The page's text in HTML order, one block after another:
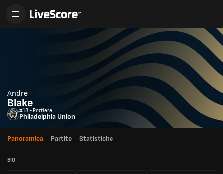
Andre
Blake
#18 - Portiere
Philadelphia Union
Panoramica Partite Statistiche
BIO